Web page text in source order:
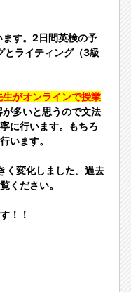
す。2日間英検の予
とライティング（3級
がオンラインで授業
多いと思うので文法
に行います。もちろ
います。
く変化しました。過去
ください。
！！